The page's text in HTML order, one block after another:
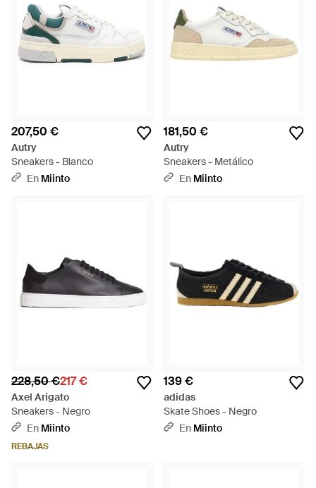
207,50 €
Autry
Sneakers - Blanco
En Miinto
181,50 €
Autry
Sneakers - Metálico
En Miinto
228,50 €217 €
Axel Arigato
Sneakers - Negro
En Miinto
REBAJAS
139 €
adidas
Skate Shoes - Negro
En Miinto